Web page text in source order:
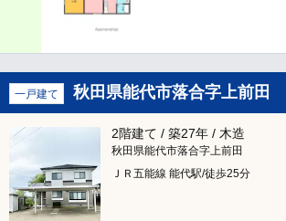
一戸建て 秋田県能代市落合字上前田
2階建て / 築27年 / 木造
秋田県能代市落合字上前田
ＪＲ五能線 能代駅/徒歩25分
宮城郡利府町（339）
黒川郡大衡村 （16）
秋田県
専有面積
最寄り駅からの時間（徒歩）